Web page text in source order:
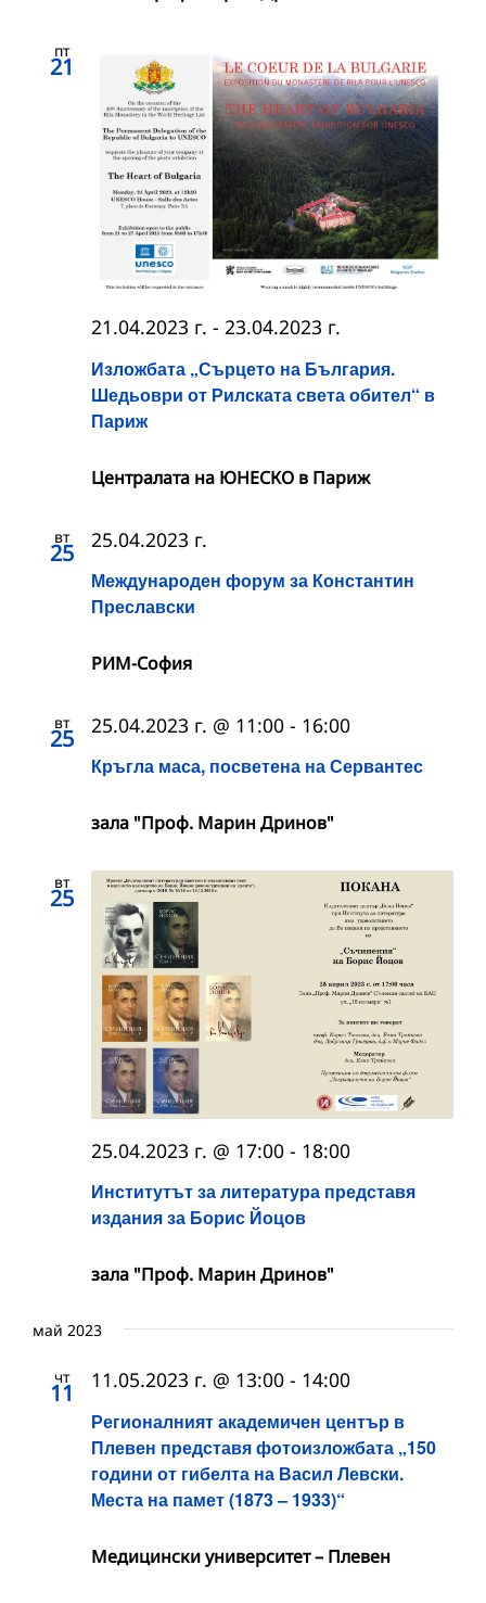
пт
21
Изложбата „Сърцето на България.
Шедьоври от Рилската света обител“ в
Париж
21.04.2023 г. - 23.04.2023 г.
Централата на ЮНЕСКО в Париж
вт
25
Международен форум за Константин
Преславски
25.04.2023 г.
РИМ-София
вт
25
Кръгла маса, посветена на Сервантес
25.04.2023 г. @ 11:00 - 16:00
зала "Проф. Марин Дринов"
вт
25
Институтът за литература представя
издания за Борис Йоцов
25.04.2023 г. @ 17:00 - 18:00
зала "Проф. Марин Дринов"
май 2023
чт
11
Регионалният академичен център в
Плевен представя фотоизложбата „150
години от гибелта на Васил Левски.
Места на памет (1873 – 1933)“
11.05.2023 г. @ 13:00 - 14:00
Медицински университет – Плевен